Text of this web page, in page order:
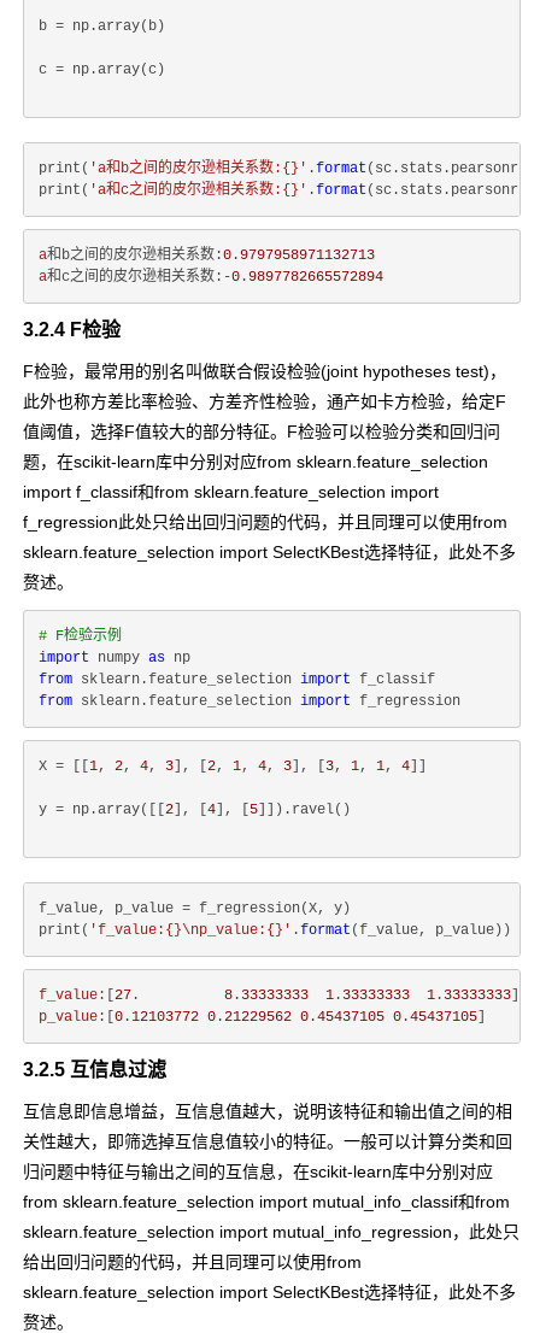
b = np.array(b)
c = np.array(c)
print( 'a和b之间的皮尔逊相关系数:{}' .format
print( 'a和c之间的皮尔逊相关系数:{}' .format
a和b之间的皮尔逊相关系数:0 .9797958971132713
a和c之间的皮尔逊相关系数:-0 .9897782665572894
3.2.4 F检验
F检验，最常用的别名叫做联合假设检验(joint hypotheses test)，
此外也称方差比率检验、方差齐性检验，通产如卡方检验，给定F
值阈值，选择F值较大的部分特征。F检验可以检验分类和回归问
题，在scikit-learn库中分别对应from sklearn.feature_selection
import f_classif和from sklearn.feature_selection import
f_regression此处只给出回归问题的代码，并且同理可以使用from
sklearn.feature_selection import SelectKBest选择特征，此处不多
赘述。
# F检验示例
import numpy as
from sklearn.feature_selection import
from sklearn.feature_selection import
X = [[ 1, 2, 4, 3 ], [ 2, 1, 4, 3 ], [ 3, 1, 1, 4
y = np.array([[ 2 ], [ 4 ], [ 5 ]]).ravel()
f_value, p_value = f_regression(X, y)
print( 'f_value:{}\np_value:{}' .format
f_value :[ 27 . 8 . 33333333 1 . 33333333 1 . 33333333
p_value :[ 0 .12103772 0 .21229562 0 .45437105 0 .45437105
3.2.5 互信息过滤
互信息即信息增益，互信息值越大，说明该特征和输出值之间的相
关性越大，即筛选掉互信息值较小的特征。一般可以计算分类和回
归问题中特征与输出之间的互信息，在scikit-learn库中分别对应
from sklearn.feature_selection import mutual_info_classif和from
sklearn.feature_selection import mutual_info_regression，此处只
给出回归问题的代码，并且同理可以使用from
sklearn.feature_selection import SelectKBest选择特征，此处不多
赘述。